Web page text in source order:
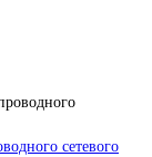
сетевого